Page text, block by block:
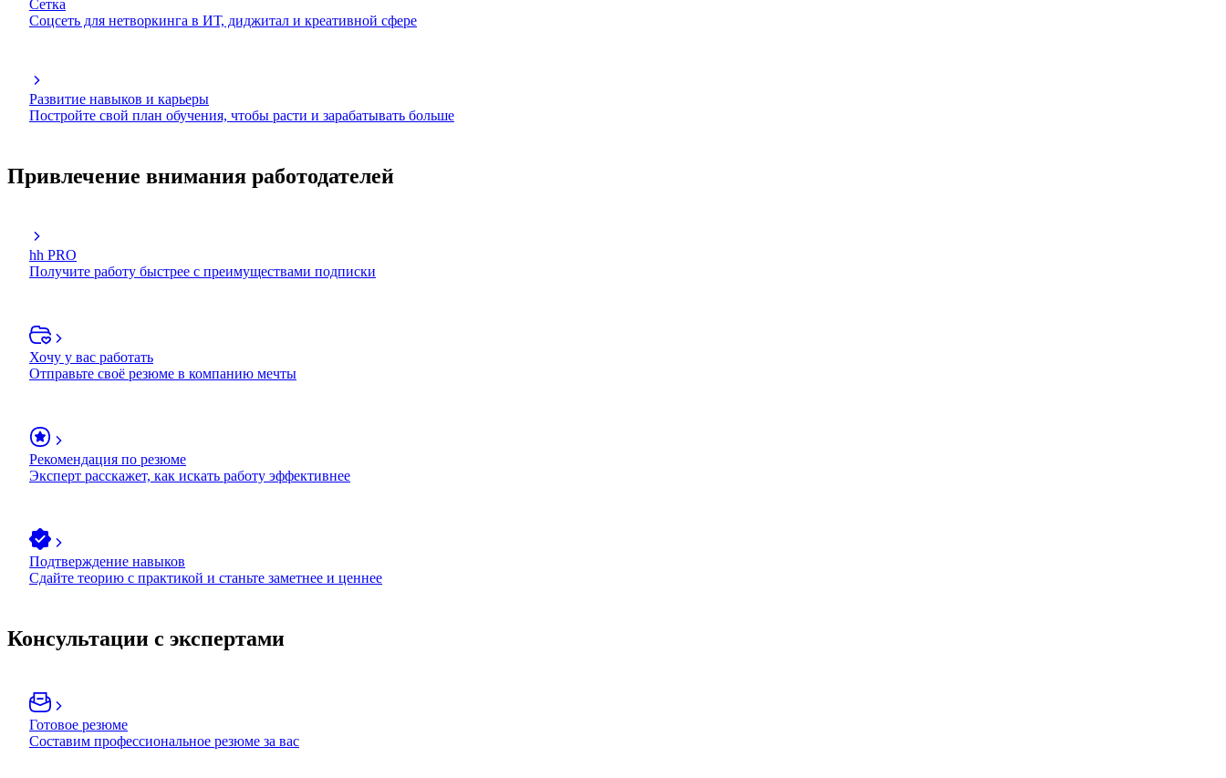
Сетка
Соцсеть для нетворкинга в ИТ, диджитал и креативной сфере
Развитие навыков и карьеры
Постройте свой план обучения, чтобы расти и зарабатывать больше
Привлечение внимания работодателей
hh PRO
Получите работу быстрее с преимуществами подписки
Хочу у вас работать
Отправьте своё резюме в компанию мечты
Рекомендация по резюме
Эксперт расскажет, как искать работу эффективнее
Подтверждение навыков
Сдайте теорию с практикой и станьте заметнее и ценнее
Консультации с экспертами
Готовое резюме
Составим профессиональное резюме за вас